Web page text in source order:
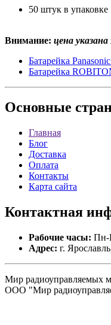
50 штук в упаковке
Внимание: цена
Батарейка
Батарейка
Основные
Главная
Блог
Доставка
Оплата
Контакты
Карта сайта
Контактная
Рабочие часы: Пн-
Адрес: г.
Мир радиоуправляемых
ООО "Мир